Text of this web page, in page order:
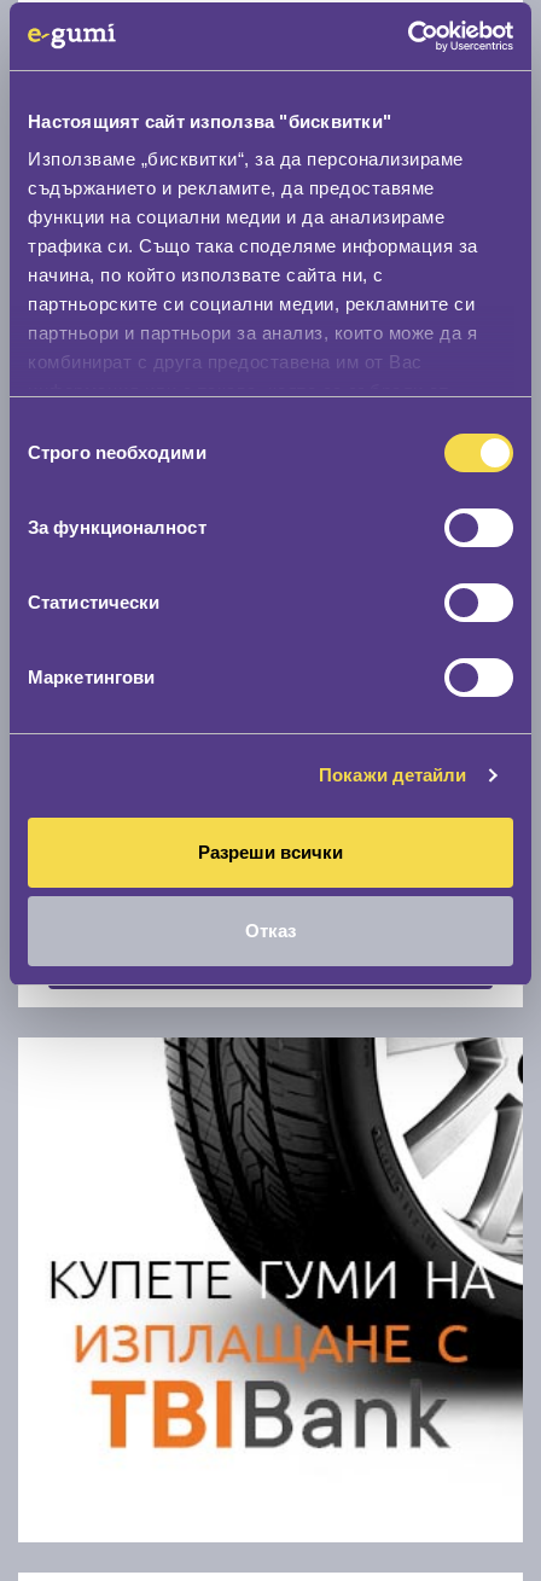
Настоящият сайт използва "бисквитки"
Използваме „бисквитки“, за да персонализираме
съдържанието и рекламите, да предоставяме
функции на социални медии и да анализираме
трафика си. Също така споделяме информация за
начина, по който използвате сайта ни, с
партньорските си социални медии, рекламните си
партньори и партньори за анализ, които може да я
комбинират с друга предоставена им от Вас
наСтрого nеобходими
За функционалност
Статистически
Маркетингови
Покажи детайли
Разреши всички
Отказ
Нов размер
Стар размер
0 мм.
Скоростомер при 100
Покажи гуми